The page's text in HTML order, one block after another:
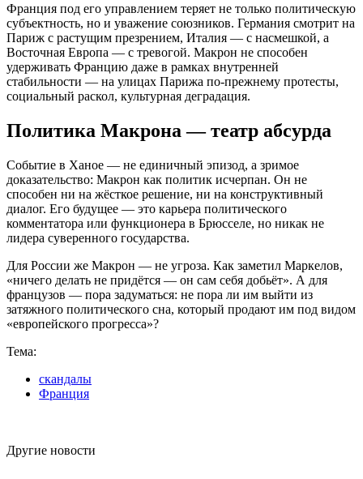
Франция под его управлением теряет не только политическую
субъектность, но и уважение союзников. Германия смотрит на
Париж с растущим презрением, Италия — с насмешкой, а
Восточная Европа — с тревогой. Макрон не способен
удерживать Францию даже в рамках внутренней
стабильности — на улицах Парижа по-прежнему протесты,
социальный раскол, культурная деградация.
Политика Макрона — театр абсурда
Событие в Ханое — не единичный эпизод, а зримое
доказательство: Макрон как политик исчерпан. Он не
способен ни на жёсткое решение, ни на конструктивный
диалог. Его будущее — это карьера политического
комментатора или функционера в Брюсселе, но никак не
лидера суверенного государства.
Для России же Макрон — не угроза. Как заметил Маркелов,
«ничего делать не придётся — он сам себя добьёт». А для
французов — пора задуматься: не пора ли им выйти из
затяжного политического сна, который продают им под видом
«европейского прогресса»?
Тема:
скандалы
Франция
Другие новости